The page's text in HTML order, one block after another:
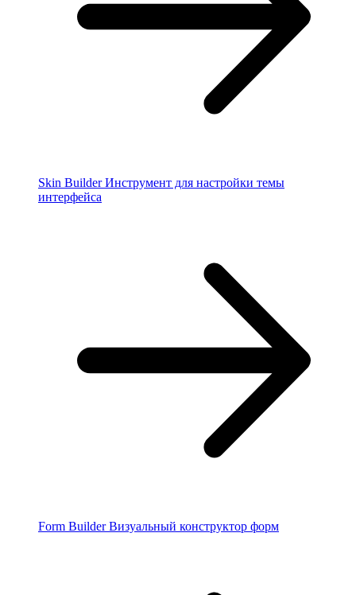
Skin Builder Инструмент для настройки темы
интерфейса
Form Builder Визуальный конструктор форм